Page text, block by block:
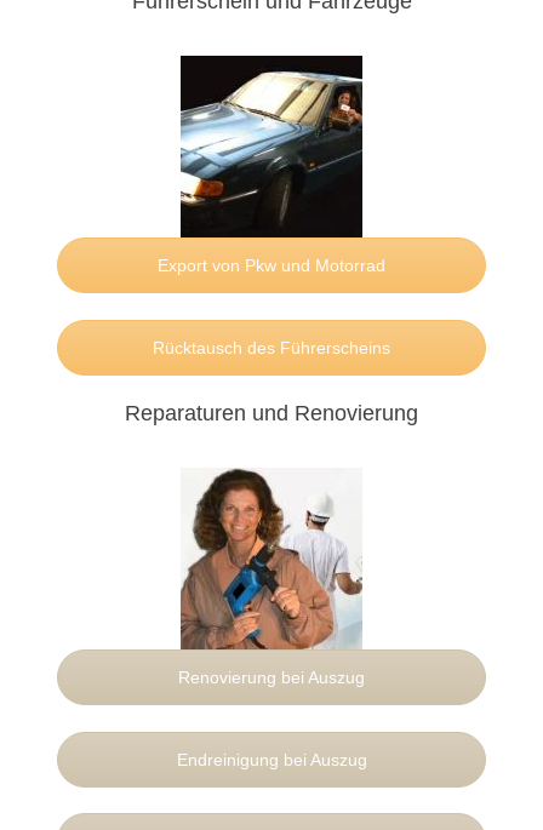
Export von Pkw und Motorrad
Rücktausch des Führerscheins
Reparaturen und Renovierung
Renovierung bei Auszug
Endreinigung bei Auszug